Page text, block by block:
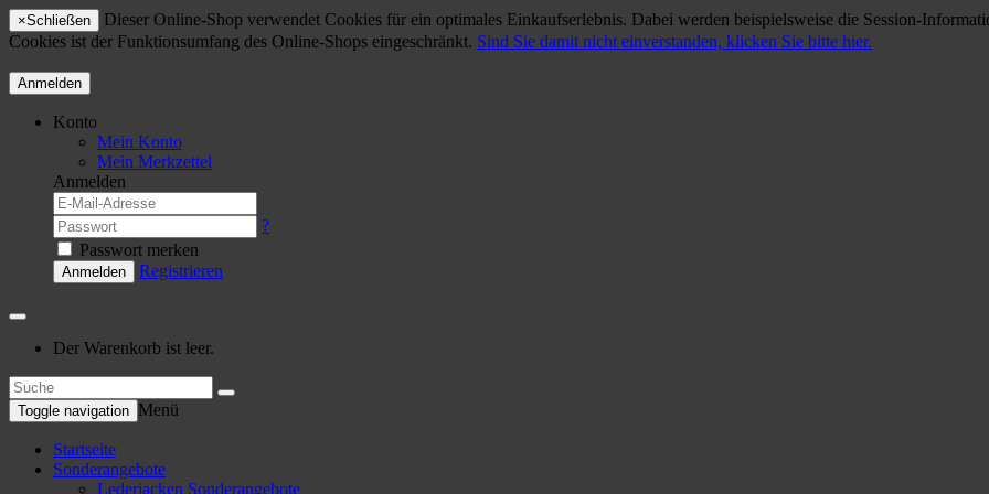
×Schließen
Dieser Online-Shop verwendet Cookies für ein optimales Einkaufserlebnis. Dabei werden beispielsweise die Session-
Cookies ist der Funktionsumfang des Online-Shops eingeschränkt. Sind Sie damit nicht einverstanden, klicken Sie bitte hier.
Anmelden
Konto
Mein Konto
Mein Merkzettel
Anmelden
?
Passwort merken
Anmelden Registrieren
Der Warenkorb ist leer.
Toggle navigation Menü
Startseite
Sonderangebote
Lederjacken Sonderangebote